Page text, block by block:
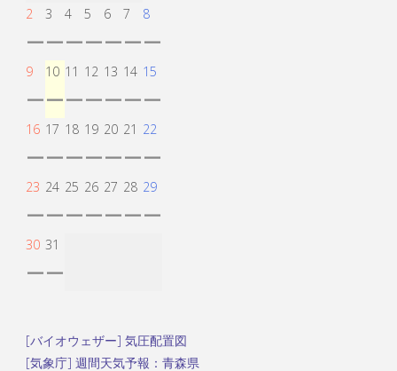
2
ー
3
ー
4
ー
5
ー
6
ー
7
ー
8
ー
9
ー
10
ー
11
ー
12
ー
13
ー
14
ー
15
ー
16
ー
17
ー
18
ー
19
ー
20
ー
21
ー
22
ー
23
ー
24
ー
25
ー
26
ー
27
ー
28
ー
29
ー
30
ー
31
ー
[バイオウェザー] 気圧配置図
[気象庁] 週間天気予報：青森県